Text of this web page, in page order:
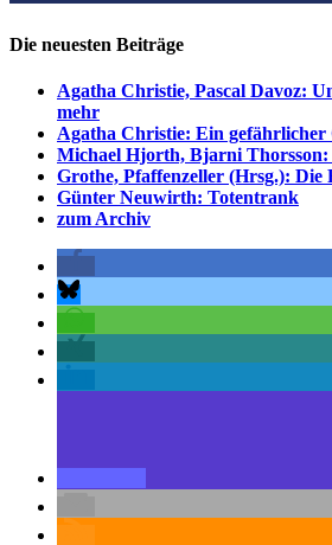
Die neuesten Beiträge
Agatha Christie, Pascal Davoz:
mehr
Agatha Christie: Ein gefährlicher
Michael Hjorth, Bjarni Thorsson:
Grothe, Pfaffenzeller (Hrsg.): Die
Günter Neuwirth: Totentrank
zum Archiv